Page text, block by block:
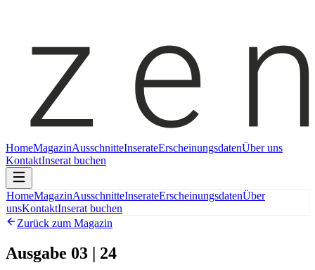
HomeMagazinAusschnitteInserateErscheinungsdatenÜber uns
KontaktInserat buchen
HomeMagazinAusschnitteInserateErscheinungsdatenÜber
unsKontaktInserat buchen
Zurück zum Magazin
Ausgabe 03 | 24